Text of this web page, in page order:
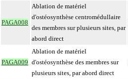
PAGA008
Ablation de matériel
d'ostéosynthèse centromédullaire
des membres sur plusieurs sites, par
abord direct
PAGA009
Ablation de matériel
d'ostéosynthèse des membres sur
plusieurs sites, par abord direct